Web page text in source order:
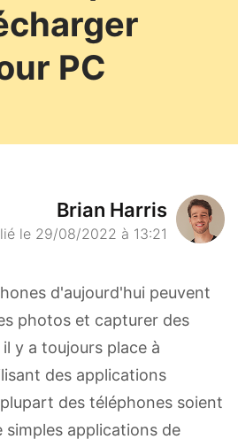
Acheter
PC
Brian Harris
le 29/08/2022 à 13:21
d'aujourd'hui peuvent
photos et capturer des
y a toujours place à
des applications
des téléphones soient
simples applications de